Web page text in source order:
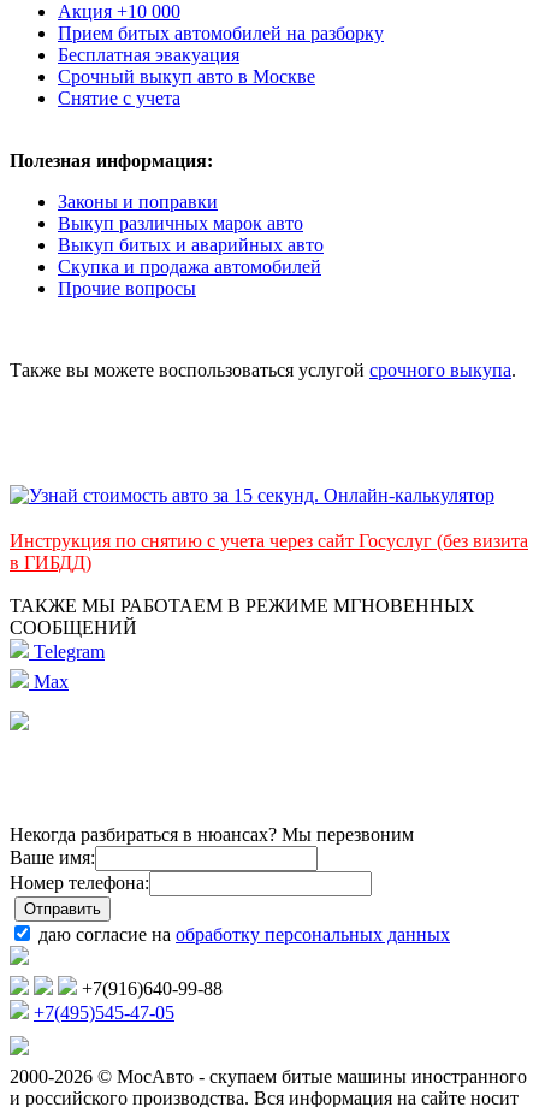
Акция +10 000
Прием битых автомобилей на разборку
Бесплатная эвакуация
Срочный выкуп авто в Москве
Снятие с учета
Полезная информация:
Законы и поправки
Выкуп различных марок авто
Выкуп битых и аварийных авто
Скупка и продажа автомобилей
Прочие вопросы
Также вы можете воспользоваться услугой срочного выкупа.
Инструкция по снятию с учета через сайт Госуслуг (без визита
в ГИБДД)
ТАКЖЕ МЫ РАБОТАЕМ В РЕЖИМЕ МГНОВЕННЫХ
СООБЩЕНИЙ
Telegram
Max
Некогда разбираться в нюансах? Мы перезвоним
Ваше имя:
Номер телефона:
даю согласие на обработку персональных данных
+7(916)640-99-88
+7(495)545-47-05
2000-2026 © МосАвто - скупаем битые машины иностранного
и российского производства. Вся информация на сайте носит